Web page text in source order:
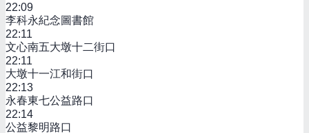
22:09
李科永紀念圖書館
22:11
文心南五大墩十二街口
22:11
大墩十一江和街口
22:13
永春東七公益路口
22:14
公益黎明路口